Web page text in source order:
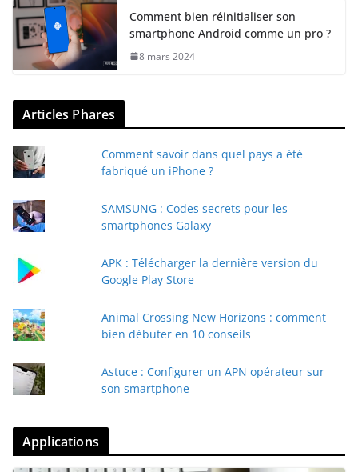
Comment bien réinitialiser son
smartphone Android comme un pro ?
8 mars 2024
Articles Phares
Comment savoir dans quel pays a été
fabriqué un iPhone ?
SAMSUNG : Codes secrets pour les
smartphones Galaxy
APK : Télécharger la dernière version du
Google Play Store
Animal Crossing New Horizons : comment
bien débuter en 10 conseils
Astuce : Configurer un APN opérateur sur
son smartphone
Applications